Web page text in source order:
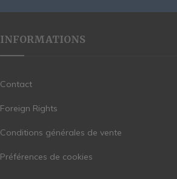
INFORMATIONS
Contact
Foreign Rights
Conditions générales de vente
Préférences de cookies